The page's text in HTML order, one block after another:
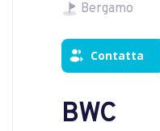
Bergamo
Contatta
BWC